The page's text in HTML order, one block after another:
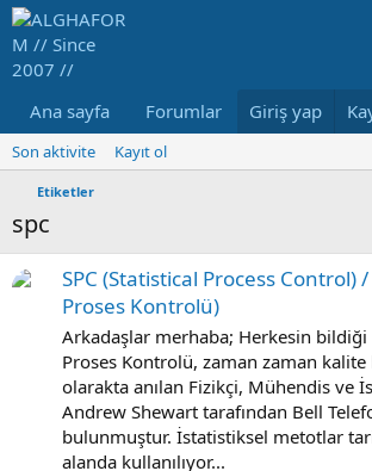
Ana sayfa Forumlar Neler yeni
Giriş yap
Son aktivite Kayıt ol
Etiketler
spc
SPC (Statistical Process Control)
Proses Kontrolü)
Arkadaşlar merhaba; Herkesin
Proses Kontrolü, zaman zaman kalite
olarakta anılan Fizikçi, Mühendis ve
Andrew Shewart tarafından Bell
bulunmuştur. İstatistiksel metotlar
alanda kullanılıyor...